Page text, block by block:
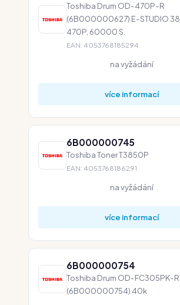
Toshiba Drum OD-470P-R
(6B000000627) E-STUDIO
470P, 60000 S.
EAN: 4053768185294
na vyžádání
více informací
6B000000745
Toshiba Toner T3850P
EAN: 4053768186291
na vyžádání
více informací
6B000000754
Toshiba Drum OD-FC305PK-
(6B000000754) 40k